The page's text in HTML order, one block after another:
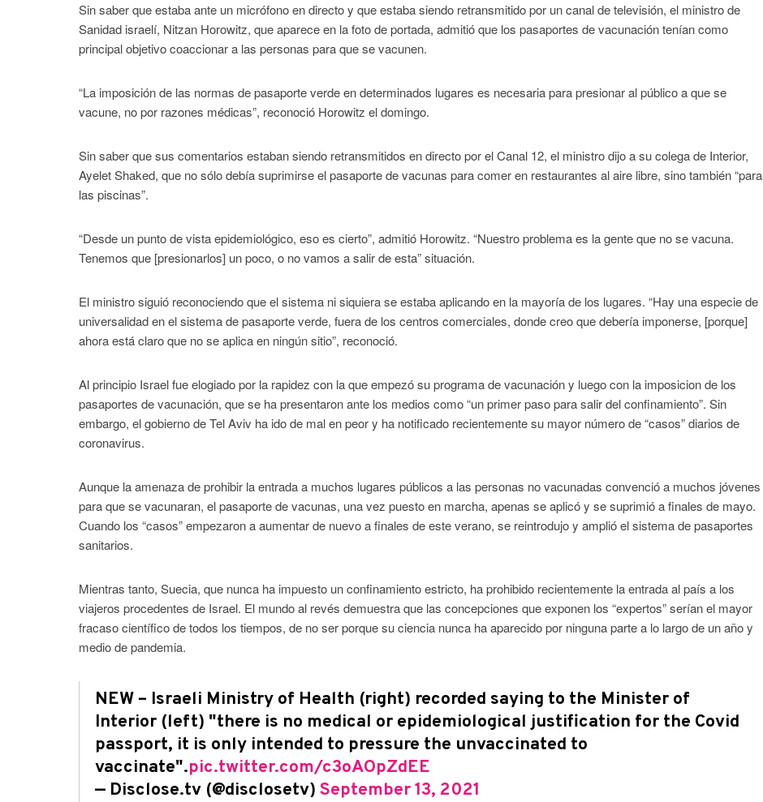
Sin saber que estaba ante un micrófono en directo y que estaba siendo retransmitido por un canal de televisión, el ministro de
Sanidad israelí, Nitzan Horowitz, que aparece en la foto de portada, admitió que los pasaportes de vacunación tenían como
principal objetivo coaccionar a las personas para que se vacunen.
“La imposición de las normas de pasaporte verde en determinados lugares es necesaria para presionar al público a que se
vacune, no por razones médicas”, reconoció Horowitz el domingo.
Sin saber que sus comentarios estaban siendo retransmitidos en directo por el Canal 12, el ministro dijo a su colega de Interior,
Ayelet Shaked, que no sólo debía suprimirse el pasaporte de vacunas para comer en restaurantes al aire libre, sino también “para
las piscinas”.
“Desde un punto de vista epidemiológico, eso es cierto”, admitió Horowitz. “Nuestro problema es la gente que no se vacuna.
Tenemos que [presionarlos] un poco, o no vamos a salir de esta” situación.
El ministro siguió reconociendo que el sistema ni siquiera se estaba aplicando en la mayoría de los lugares. “Hay una especie de
universalidad en el sistema de pasaporte verde, fuera de los centros comerciales, donde creo que debería imponerse, [porque]
ahora está claro que no se aplica en ningún sitio”, reconoció.
Al principio Israel fue elogiado por la rapidez con la que empezó su programa de vacunación y luego con la imposicion de los
pasaportes de vacunación, que se ha presentaron ante los medios como “un primer paso para salir del confinamiento”. Sin
embargo, el gobierno de Tel Aviv ha ido de mal en peor y ha notificado recientemente su mayor número de “casos” diarios de
coronavirus.
Aunque la amenaza de prohibir la entrada a muchos lugares públicos a las personas no vacunadas convenció a muchos jóvenes
para que se vacunaran, el pasaporte de vacunas, una vez puesto en marcha, apenas se aplicó y se suprimió a finales de mayo.
Cuando los “casos” empezaron a aumentar de nuevo a finales de este verano, se reintrodujo y amplió el sistema de pasaportes
sanitarios.
Mientras tanto, Suecia, que nunca ha impuesto un confinamiento estricto, ha prohibido recientemente la entrada al país a los
viajeros procedentes de Israel. El mundo al revés demuestra que las concepciones que exponen los “expertos” serían el mayor
fracaso científico de todos los tiempos, de no ser porque su ciencia nunca ha aparecido por ninguna parte a lo largo de un año y
medio de pandemia.
NEW – Israeli Ministry of Health (right) recorded saying to the Minister of
Interior (left) "there is no medical or epidemiological justification for the Covid
passport, it is only intended to pressure the unvaccinated to
vaccinate".pic.twitter.com/c3oAOpZdEE
— Disclose.tv (@disclosetv)September 13, 2021